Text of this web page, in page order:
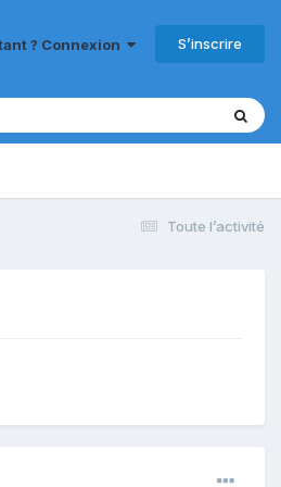
? Connexion S’inscrire
Toute l’activité